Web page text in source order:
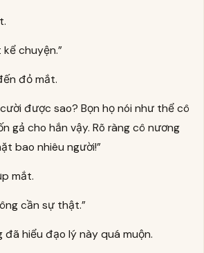
chuyện.”
đỏ mắt.
được sao? Bọn họ nói như thể cô
gả cho hắn vậy. Rõ ràng cô nương
bao nhiêu người!”
mắt.
cần sự thật.”
đã hiểu đạo lý này quá muộn.